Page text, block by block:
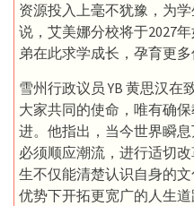
资源投入上毫不犹豫，为
说，艾美娜分校将于2027
弟在此求学成长，孕育更多
雪州行政议员 YB 黄思汉在
大家共同的使命，唯有确
进。他指出，当今世界瞬
必须顺应潮流，进行适切
生不仅能清楚认识自身的
优势下开拓更宽广的人生道